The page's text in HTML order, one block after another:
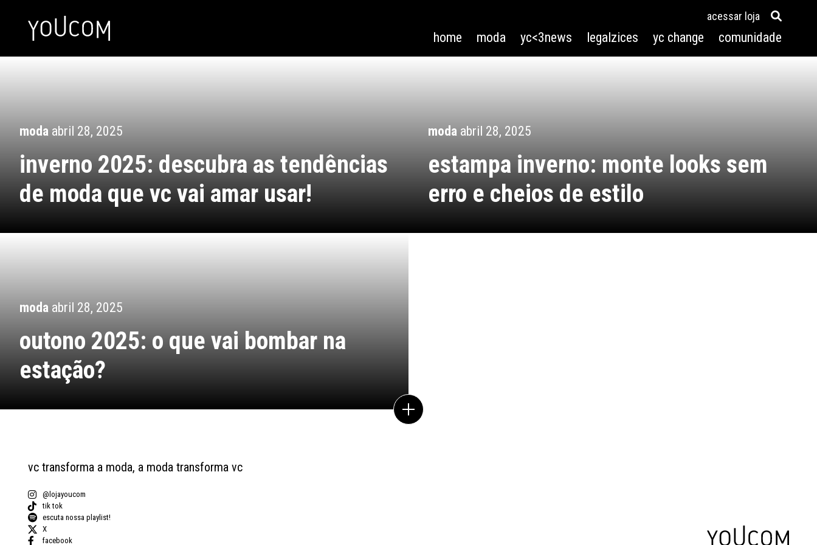
home moda yc<3news legalzices yc change comunidade
acessar loja
moda abril 28, 2025
inverno 2025: descubra as tendências
de moda que vc vai amar usar!
moda abril 28, 2025
outono 2025: o que vai bombar na
estação?
moda abril 28, 2025
estampa inverno: monte looks sem
erro e cheios de estilo
vc transforma a moda, a moda transforma vc
@lojayoucom
tik tok
escuta nossa playlist!
X
facebook